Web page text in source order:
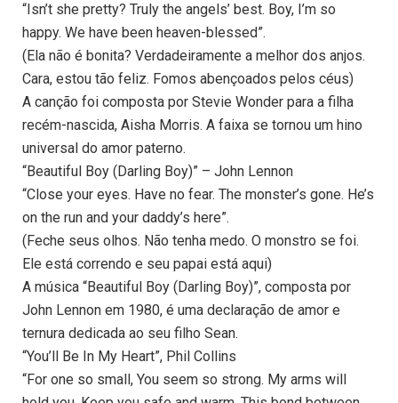
“Isn’t she pretty? Truly the angels’ best. Boy, I’m so
happy. We have been heaven-blessed”.
(Ela não é bonita? Verdadeiramente a melhor dos anjos.
Cara, estou tão feliz. Fomos abençoados pelos céus)
A canção foi composta por Stevie Wonder para a filha
recém-nascida, Aisha Morris. A faixa se tornou um hino
universal do amor paterno.
“Beautiful Boy (Darling Boy)” – John Lennon
“Close your eyes. Have no fear. The monster’s gone. He’s
on the run and your daddy’s here”.
(Feche seus olhos. Não tenha medo. O monstro se foi.
Ele está correndo e seu papai está aqui)
A música “Beautiful Boy (Darling Boy)”, composta por
John Lennon em 1980, é uma declaração de amor e
ternura dedicada ao seu filho Sean.
“You’ll Be In My Heart”, Phil Collins
“For one so small, You seem so strong. My arms will